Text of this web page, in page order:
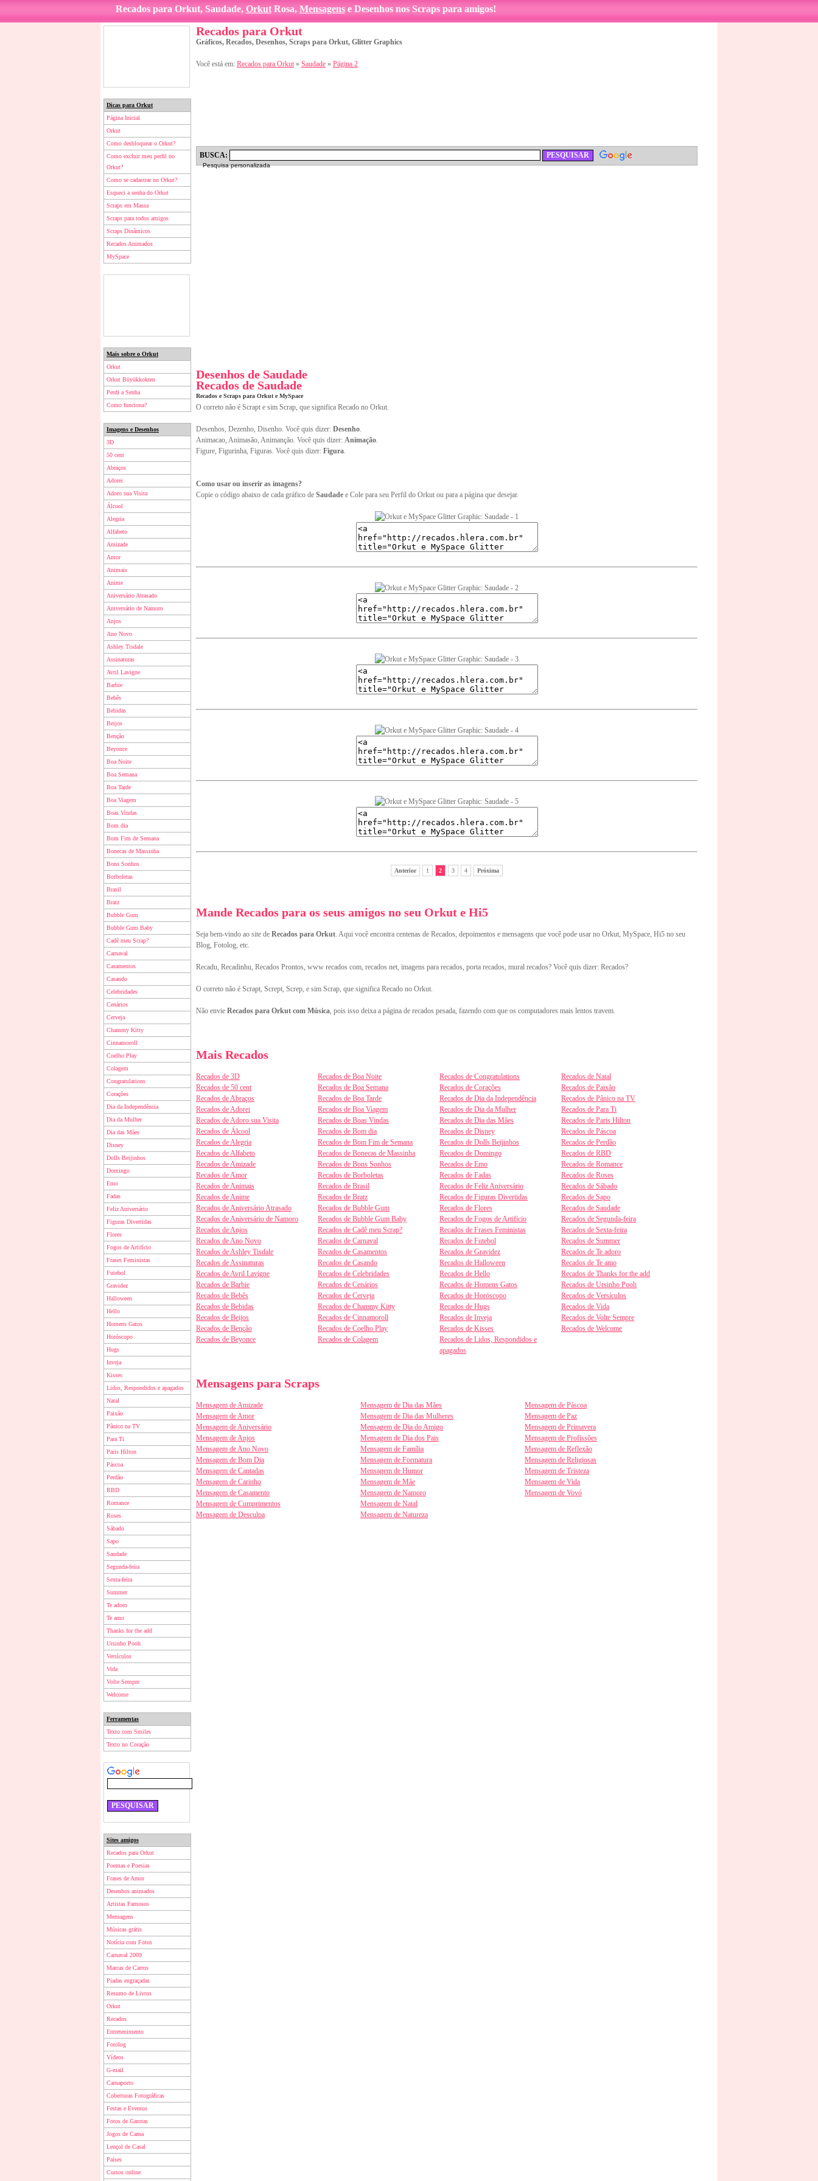
Recados para Orkut, Saudade, OrkutRosa, Mensagense Desenhos nos Scraps para amigos!
Dicas para Orkut
Página Inicial
Orkut
Como desbloquear o Orkut?
Como excluir meu perfil no
Orkut?
Como se cadastrar no Orkut?
Esqueci a senha do Orkut
Scraps em Massa
Scraps para todos amigos
Scraps Dinâmicos
Recados Animados
MySpace
Mais sobre o Orkut
Orkut
Orkut Büyükkokten
Perdi a Senha
Como funciona?
Imagens e Desenhos
3D
50 cent
Abraços
Adorei
Adoro sua Visita
Álcool
Alegria
Alfabeto
Amizade
Amor
Animais
Anime
Aniversário Atrasado
Aniversário de Namoro
Anjos
Ano Novo
Ashley Tisdale
Assinaturas
Avril Lavigne
Barbie
Bebês
Bebidas
Beijos
Benção
Beyonce
Boa Noite
Boa Semana
Boa Tarde
Boa Viagem
Boas Vindas
Bom dia
Bom Fim de Semana
Bonecas de Massinha
Bons Sonhos
Borboletas
Brasil
Bratz
Bubble Gum
Bubble Gum Baby
Cadê meu Scrap?
Carnaval
Casamentos
Casando
Celebridades
Cenários
Cerveja
Chammy Kitty
Cinnamoroll
Coelho Play
Colagem
Congratulations
Corações
Dia da Independência
Dia da Mulher
Dia das Mães
Disney
Dolls Beijinhos
Domingo
Emo
Fadas
Feliz Aniversário
Figuras Divertidas
Flores
Fogos de Artifício
Frases Feministas
Futebol
Gravidez
Halloween
Hello
Homens Gatos
Horóscopo
Hugs
Inveja
Kisses
Lidos, Respondidos e apagados
Natal
Paixão
Pânico na TV
Para Ti
Paris Hilton
Páscoa
Perdão
RBD
Romance
Roses
Sábado
Sapo
Saudade
Segunda-feira
Sexta-feira
Summer
Te adoro
Te amo
Thanks for the add
Ursinho Pooh
Versículos
Vida
Volte Sempre
Welcome
Ferramentas
Texto com Smiles
Texto no Coração
Sites amigos
Recados para Orkut
Poemas e Poesias
Frases de Amor
Desenhos animados
Artistas Famosos
Mensagens
Músicas grátis
Notícia com Fotos
Carnaval 2009
Marcas de Carros
Piadas engraçadas
Resumo de Livros
Orkut
Recados
Entretenimento
Fotolog
Vídeos
G-mail
Carnaporto
Coberturas Fotográficas
Festas e Eventos
Fotos de Garotas
Jogos de Cama
Lençol de Casal
Países
Cursos online
Recados para Orkut
Gráficos, Recados, Desenhos, Scraps para Orkut, Glitter Graphics
Você está em: Recados para Orkut » Saudade » Página 2
BUSCA:
Pesquisa personalizada
Desenhos de Saudade
Recados de Saudade
Recados e Scraps para Orkut e MySpace
O correto não é Scrapt e sim Scrap, que significa Recado no Orkut.
Desenhos, Dezenho, Disenho. Você quis dizer: Desenho.
Animacao, Animasão, Animanção. Você quis dizer: Animação.
Figure, Figurinha, Figuras. Você quis dizer: Figura.
Como usar ou inserir as imagens?
Copie o código abaixo de cada gráfico de Saudade e Cole para seu Perfil do Orkut ou para a página que desejar.
Anterior 1 2 3 4 Próxima
Mande Recados para os seus amigos no seu Orkut e Hi5
Seja bem-vindo ao site de Recados para Orkut. Aqui você encontra centenas de Recados, depoimentos e mensagens que você pode usar no Orkut, MySpace, Hi5 no seu
Blog, Fotolog, etc.
Recadu, Recadinhu, Recados Prontos, www recados com, recados net, imagens para recados, porta recados, mural recados? Você quis dizer: Recados?
O correto não é Scrapt, Scrept, Screp, e sim Scrap, que significa Recado no Orkut.
Não envie Recados para Orkut com Música, pois isso deixa a página de recados pesada, fazendo com que os computadores mais lentos travem.
Mais Recados
Recados de 3D
Recados de 50 cent
Recados de Abraços
Recados de Adorei
Recados de Adoro sua Visita
Recados de Álcool
Recados de Alegria
Recados de Alfabeto
Recados de Amizade
Recados de Amor
Recados de Animais
Recados de Anime
Recados de Aniversário Atrasado
Recados de Aniversário de Namoro
Recados de Anjos
Recados de Ano Novo
Recados de Ashley Tisdale
Recados de Assinaturas
Recados de Avril Lavigne
Recados de Barbie
Recados de Bebês
Recados de Bebidas
Recados de Beijos
Recados de Benção
Recados de Beyonce
Recados de Boa Noite
Recados de Boa Semana
Recados de Boa Tarde
Recados de Boa Viagem
Recados de Boas Vindas
Recados de Bom dia
Recados de Bom Fim de Semana
Recados de Bonecas de Massinha
Recados de Bons Sonhos
Recados de Borboletas
Recados de Brasil
Recados de Bratz
Recados de Bubble Gum
Recados de Bubble Gum Baby
Recados de Cadê meu Scrap?
Recados de Carnaval
Recados de Casamentos
Recados de Casando
Recados de Celebridades
Recados de Cenários
Recados de Cerveja
Recados de Chammy Kitty
Recados de Cinnamoroll
Recados de Coelho Play
Recados de Colagem
Recados de Congratulations
Recados de Corações
Recados de Dia da Independência
Recados de Dia da Mulher
Recados de Dia das Mães
Recados de Disney
Recados de Dolls Beijinhos
Recados de Domingo
Recados de Emo
Recados de Fadas
Recados de Feliz Aniversário
Recados de Figuras Divertidas
Recados de Flores
Recados de Fogos de Artifício
Recados de Frases Feministas
Recados de Futebol
Recados de Gravidez
Recados de Halloween
Recados de Hello
Recados de Homens Gatos
Recados de Horóscopo
Recados de Hugs
Recados de Inveja
Recados de Kisses
Recados de Lidos, Respondidos e
apagados
Recados de Natal
Recados de Paixão
Recados de Pânico na TV
Recados de Para Ti
Recados de Paris Hilton
Recados de Páscoa
Recados de Perdão
Recados de RBD
Recados de Romance
Recados de Roses
Recados de Sábado
Recados de Sapo
Recados de Saudade
Recados de Segunda-feira
Recados de Sexta-feira
Recados de Summer
Recados de Te adoro
Recados de Te amo
Recados de Thanks for the add
Recados de Ursinho Pooh
Recados de Versículos
Recados de Vida
Recados de Volte Sempre
Recados de Welcome
Mensagens para Scraps
Mensagem de Amizade
Mensagem de Amor
Mensagem de Aniversário
Mensagem de Anjos
Mensagem de Ano Novo
Mensagem de Bom Dia
Mensagem de Cantadas
Mensagem de Carinho
Mensagem de Casamento
Mensagem de Cumprimentos
Mensagem de Desculpa
Mensagem de Dia das Mães
Mensagem de Dia das Mulheres
Mensagem de Dia do Amigo
Mensagem de Dia dos Pais
Mensagem de Família
Mensagem de Formatura
Mensagem de Humor
Mensagem de Mãe
Mensagem de Namoro
Mensagem de Natal
Mensagem de Natureza
Mensagem de Páscoa
Mensagem de Paz
Mensagem de Primavera
Mensagem de Profissões
Mensagem de Reflexão
Mensagem de Religiosas
Mensagem de Tristeza
Mensagem de Vida
Mensagem de Vovó